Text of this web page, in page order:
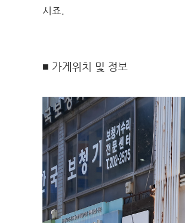
시죠.
■ 가게위치 및 정보